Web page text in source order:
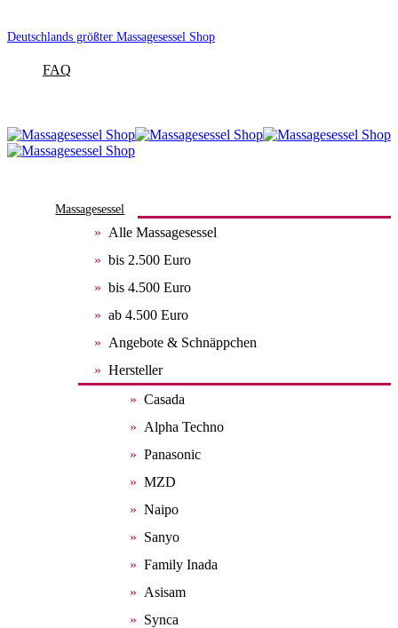
Deutschlands größter Massagesessel Shop
FAQ
Massagesessel
Alle Massagesessel
bis 2.500 Euro
bis 4.500 Euro
ab 4.500 Euro
Angebote & Schnäppchen
Hersteller
Casada
Alpha Techno
Panasonic
MZD
Naipo
Sanyo
Family Inada
Asisam
Synca